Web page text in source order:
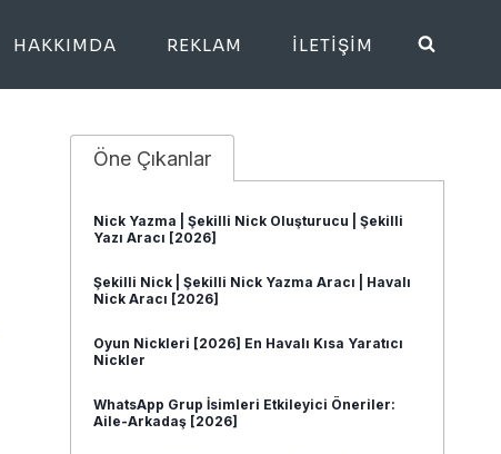
HAKKIMDA REKLAM İLETIŞIM
Öne Çıkanlar
Nick Yazma | Şekilli Nick Oluşturucu | Şekilli
Yazı Aracı [2026]
Şekilli Nick | Şekilli Nick Yazma Aracı | Havalı
Nick Aracı [2026]
Oyun Nickleri [2026] En Havalı Kısa Yaratıcı
Nickler
WhatsApp Grup İsimleri Etkileyici Öneriler:
Aile-Arkadaş [2026]